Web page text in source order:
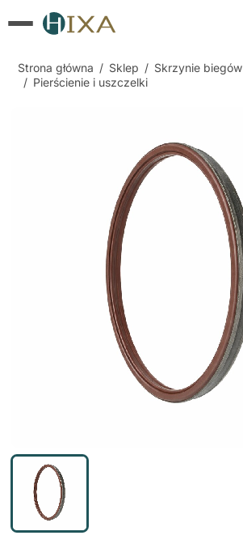
Strona główna / Sklep / Skrzynie biegów
/ Pierścienie i uszczelki